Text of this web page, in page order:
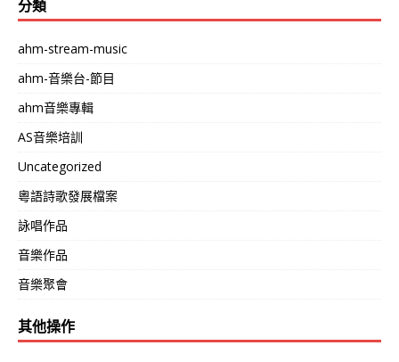
分類
ahm-stream-music
ahm-音樂台-節目
ahm音樂專輯
AS音樂培訓
Uncategorized
粵語詩歌發展檔案
詠唱作品
音樂作品
音樂聚會
其他操作